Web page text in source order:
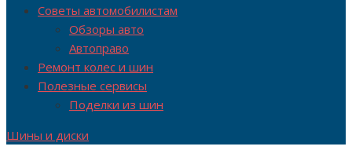
Советы автомобилистам
Обзоры авто
Автоправо
Ремонт колес и шин
Полезные сервисы
Поделки из шин
Шины и диски